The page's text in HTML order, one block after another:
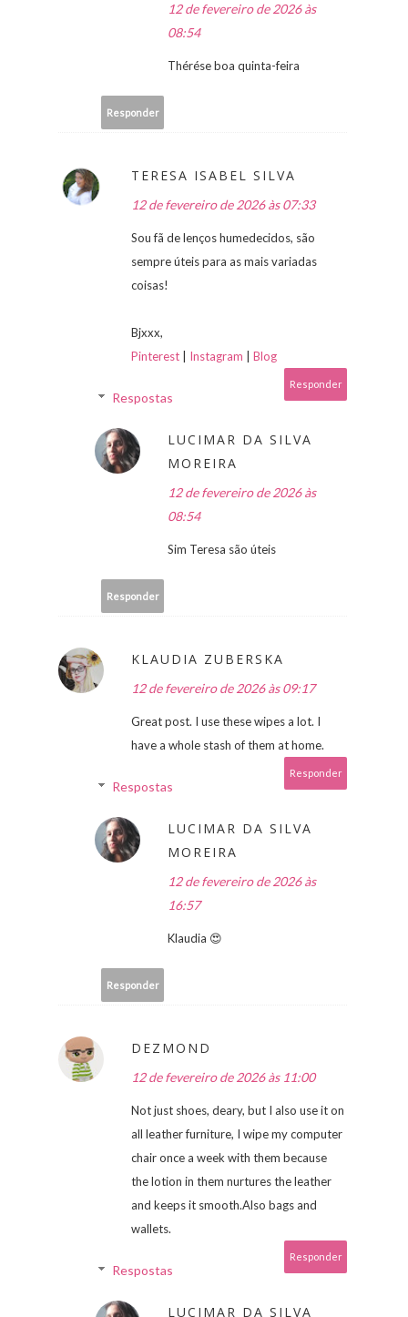
12 de fevereiro de 2026 às
08:54
Thérése boa quinta-feira
Responder
TERESA ISABEL SILVA
12 de fevereiro de 2026 às 07:33
Sou fã de lenços humedecidos, são
sempre úteis para as mais variadas
coisas!
Bjxxx,
Pinterest
Instagram Blog
Responder
Respostas
LUCIMAR DA SILVA
MOREIRA
12 de fevereiro de 2026 às
08:54
Sim Teresa são úteis
Responder
KLAUDIA ZUBERSKA
12 de fevereiro de 2026 às 09:17
Great post. I use these wipes a lot. I
have a whole stash of them at home.
Responder
Respostas
LUCIMAR DA SILVA
MOREIRA
12 de fevereiro de 2026 às
16:57
Klaudia 😍
Responder
DEZMOND
12 de fevereiro de 2026 às 11:00
Not just shoes, deary, but I also use it on
all leather furniture, I wipe my computer
chair once a week with them because
the lotion in them nurtures the leather
and keeps it smooth.Also bags and
wallets.
Responder
Respostas
LUCIMAR DA SILVA